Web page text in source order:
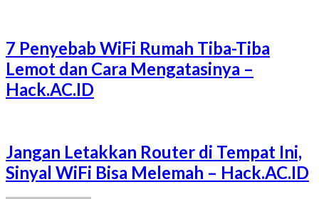
7 Penyebab WiFi Rumah Tiba-Tiba
Lemot dan Cara Mengatasinya –
Hack.AC.ID
Jangan Letakkan Router di Tempat Ini,
Sinyal WiFi Bisa Melemah – Hack.AC.ID